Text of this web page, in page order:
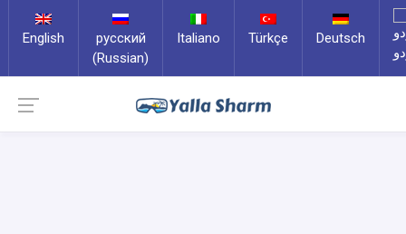
English
русский
(Russian)
Italiano Türkçe
Deutsch